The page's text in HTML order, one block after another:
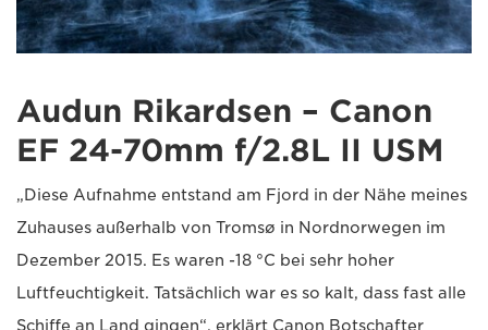
Audun Rikardsen – Canon
EF 24-70mm f/2.8L II USM
„Diese Aufnahme entstand am Fjord in der Nähe meines
Zuhauses außerhalb von Tromsø in Nordnorwegen im
Dezember 2015. Es waren -18 °C bei sehr hoher
Luftfeuchtigkeit. Tatsächlich war es so kalt, dass fast alle
Schiffe an Land gingen“, erklärt Canon Botschafter